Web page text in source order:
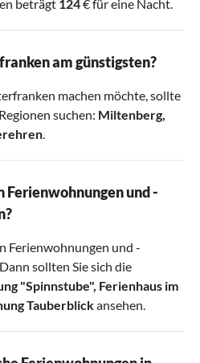
beträgt 124€ für eine Nacht.
am günstigsten?
machen möchte, sollte
suchen: Miltenberg,
.
Ferienwohnungen und -
Ferienwohnungen und -
sollten Sie sich die
"Spinnstube", Ferienhaus im
Tauberblickansehen.